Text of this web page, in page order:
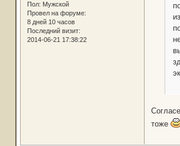
Пол: Мужской
Провел на форуме:
8 дней 10 часов
Последний визит:
2014-06-21 17:38:22
из
тоже